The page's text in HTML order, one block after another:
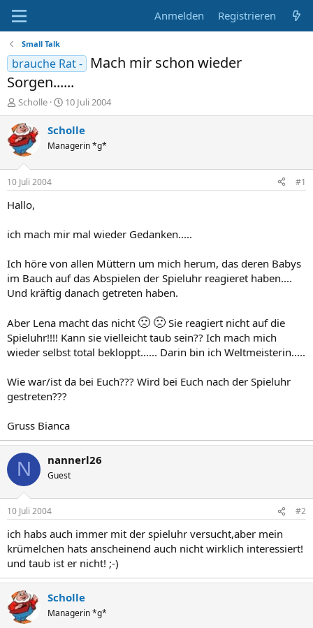
Anmelden Registrieren
Small Talk
brauche Rat -
Mach mir schon wieder
Sorgen......
E
r
s
t
e
e
r
Scholle
E
r
s
e
t
10 Juli 2004
Scholle
Managerin *g*
10 Juli 2004 #1
Hallo,
ich mach mir mal wieder Gedanken.....
Ich höre von allen Müttern um mich herum, das deren Babys
im Bauch auf das Abspielen der Spieluhr reagieret haben....
Und kräftig danach getreten haben.
Aber Lena macht das nicht 🙁 🙁 Sie reagiert nicht auf die
Spieluhr!!!! Kann sie vielleicht taub sein?? Ich mach mich
wieder selbst total bekloppt...... Darin bin ich Weltmeisterin.....
Wie war/ist da bei Euch??? Wird bei Euch nach der Spieluhr
gestreten???
Gruss Bianca
N nannerl26
Guest
10 Juli 2004 #2
ich habs auch immer mit der spieluhr versucht,aber mein
krümelchen hats anscheinend auch nicht wirklich interessiert!
und taub ist er nicht! ;-)
Scholle
Managerin *g*